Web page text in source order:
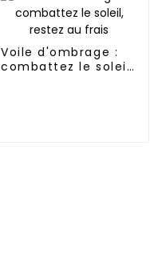
Voile d'ombrage :
combattez le soleil,